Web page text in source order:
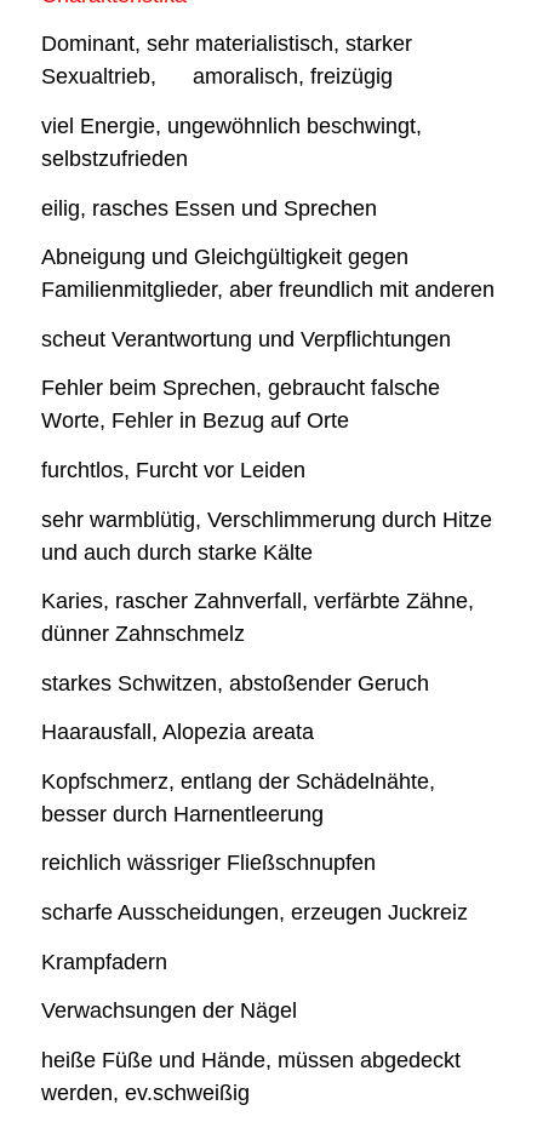
Dominant, sehr materialistisch, starker
Sexualtrieb, amoralisch, freizügig
viel Energie, ungewöhnlich beschwingt,
selbstzufrieden
eilig, rasches Essen und Sprechen
Abneigung und Gleichgültigkeit gegen
Familienmitglieder, aber freundlich mit anderen
scheut Verantwortung und Verpflichtungen
Fehler beim Sprechen, gebraucht falsche
Worte, Fehler in Bezug auf Orte
furchtlos, Furcht vor Leiden
sehr warmblütig, Verschlimmerung durch Hitze
und auch durch starke Kälte
Karies, rascher Zahnverfall, verfärbte Zähne,
dünner Zahnschmelz
starkes Schwitzen, abstoßender Geruch
Haarausfall, Alopezia areata
Kopfschmerz, entlang der Schädelnähte,
besser durch Harnentleerung
reichlich wässriger Fließschnupfen
scharfe Ausscheidungen, erzeugen Juckreiz
Krampfadern
Verwachsungen der Nägel
heiße Füße und Hände, müssen abgedeckt
werden, ev.schweißig